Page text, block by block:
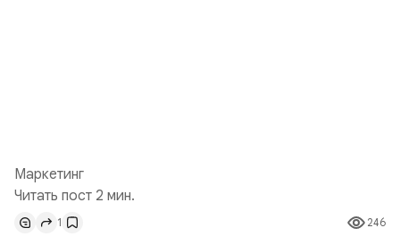
Маркетинг
Читать пост 2 мин.
246
1